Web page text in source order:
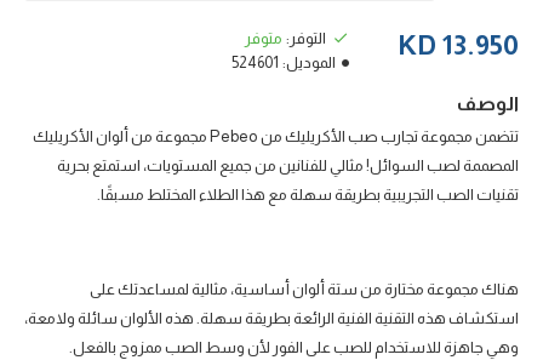
13.950 KD التوفر: متوفر
الموديل: 524601
الوصف
تتضمن مجموعة تجارب صب الأكريليك من Pebeo مجموعة من ألوان الأكريليك
المصممة لصب السوائل! مثالي للفنانين من جميع المستويات، استمتع بحرية
تقنيات الصب التجريبية بطريقة سهلة مع هذا الطلاء المختلط مسبقًا.
هناك مجموعة مختارة من ستة ألوان أساسية، مثالية لمساعدتك على
استكشاف هذه التقنية الفنية الرائعة بطريقة سهلة. هذه الألوان سائلة ولامعة،
وهي جاهزة للاستخدام للصب على الفور لأن وسط الصب ممزوج بالفعل.